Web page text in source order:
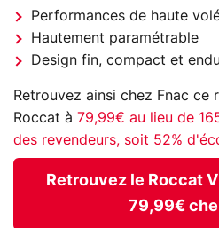
Performances de haute
Hautement paramétrable
Design fin, compact et
Retrouvez ainsi chez Fnac ce
Roccat à 79,99€ au lieu de
des revendeurs, soit 52%
Retrouvez le Roccat
79,99€